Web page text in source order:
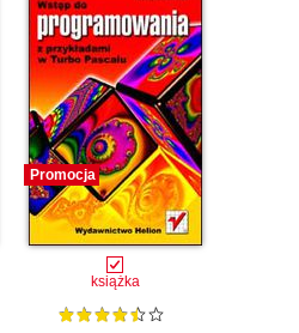
Promocja
książka